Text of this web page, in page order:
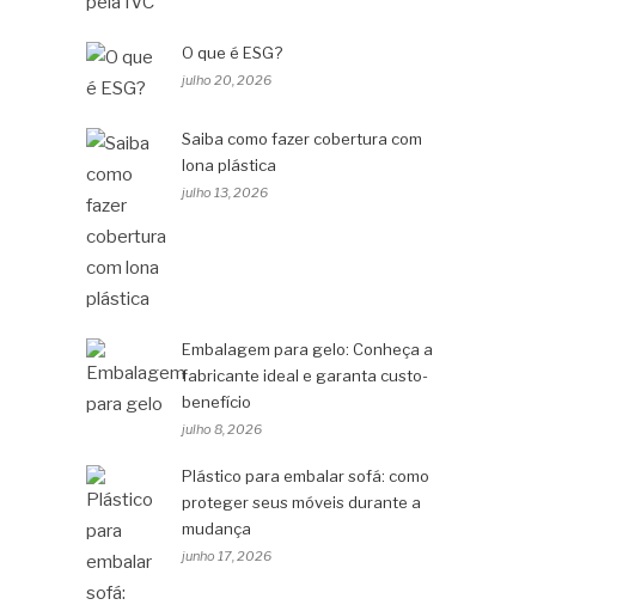
O que é ESG?
julho 20, 2026
Saiba como fazer cobertura com
lona plástica
julho 13, 2026
Embalagem para gelo: Conheça a
fabricante ideal e garanta custo-
benefício
julho 8, 2026
Plástico para embalar sofá: como
proteger seus móveis durante a
mudança
junho 17, 2026